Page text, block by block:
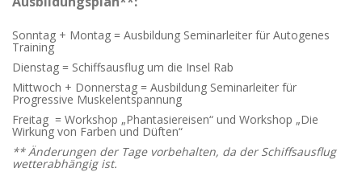
Sonntag + Montag = Ausbildung Seminarleiter für Autogenes
Training
Dienstag = Schiffsausflug um die Insel Rab
Mittwoch + Donnerstag = Ausbildung Seminarleiter für
Progressive Muskelentspannung
Freitag = Workshop „Phantasiereisen“ und Workshop „Die
Wirkung von Farben und Düften“
** Änderungen der Tage vorbehalten, da der Schiffsausflug
wetterabhängig ist.